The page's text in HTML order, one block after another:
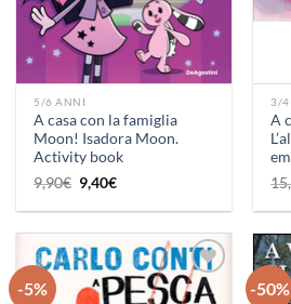
5/6 ANNI
A casa con la famiglia
Moon! Isadora Moon.
Activity book
9,90€ Il
prezzo
originale
9,90€.
9,40€Il
attuale
9,40€.
3/4
A
-5% -50%